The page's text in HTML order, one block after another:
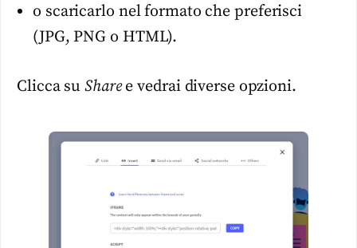
o scaricarlo nel formato che preferisci
(JPG, PNG o HTML).
Clicca su Sharee vedrai diverse opzioni.